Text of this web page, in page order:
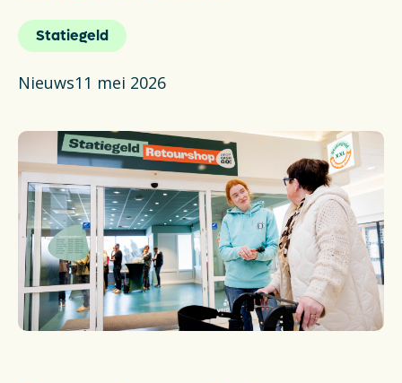
Contact
Downloads
De Plastic Wijzer
Deltaplan Circulaire Plastic
Verpakkingen
Financiën
VacaturesOpens in a new tab
Statiegeld
Nieuws11 mei 2026